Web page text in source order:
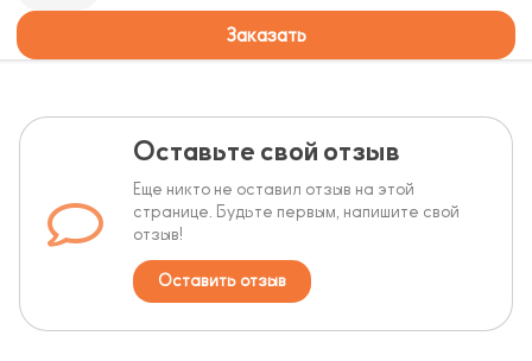
Заказать
Оставьте свой отзыв
Еще никто не оставил отзыв на этой
странице. Будьте первым, напишите свой
отзыв!
Оставить отзыв